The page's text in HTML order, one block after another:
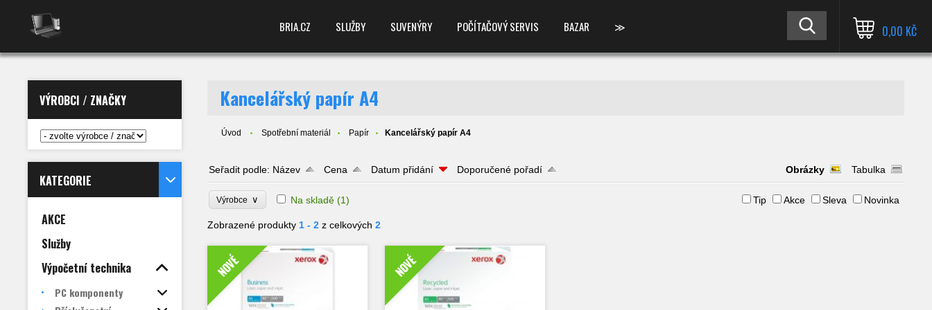
BRIA.CZ SLUŽBY SUVENÝRY POČÍTAČOVÝ SERVIS BAZAR ≫ 0,00 KČ
VÝROBCI / ZNAČKY
KATEGORIE
AKCE
Služby
Výpočetní technika
PC komponenty
Kancelářský papír A4
Úvod Spotřební materiál Papír Kancelářský papír A4
Seřadit podle: Název Cena Datum přidání Doporučené pořadí Obrázky Tabulka
Výrobce ∨ Na skladě (1) Tip Akce Sleva Novinka
Zobrazené produkty 1 - 2 z celkových2
NOVÉ NOVÉ